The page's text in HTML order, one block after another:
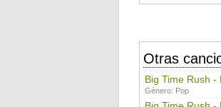
Otras
Big Time Rush -
Género: Pop